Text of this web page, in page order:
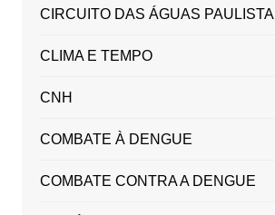
CIRCUITO DAS ÁGUAS PAULISTA
CLIMA E TEMPO
CNH
COMBATE À DENGUE
COMBATE CONTRA A DENGUE